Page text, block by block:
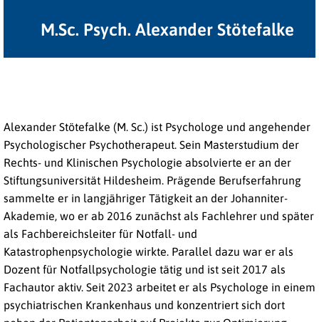
M.Sc. Psych. Alexander Stötefalke
Alexander Stötefalke (M. Sc.) ist Psychologe und angehender
Psychologischer Psychotherapeut. Sein Masterstudium der
Rechts- und Klinischen Psychologie absolvierte er an der
Stiftungsuniversität Hildesheim. Prägende Berufserfahrung
sammelte er in langjähriger Tätigkeit an der Johanniter-
Akademie, wo er ab 2016 zunächst als Fachlehrer und später
als Fachbereichsleiter für Notfall- und
Katastrophenpsychologie wirkte. Parallel dazu war er als
Dozent für Notfallpsychologie tätig und ist seit 2017 als
Fachautor aktiv. Seit 2023 arbeitet er als Psychologe in einem
psychiatrischen Krankenhaus und konzentriert sich dort